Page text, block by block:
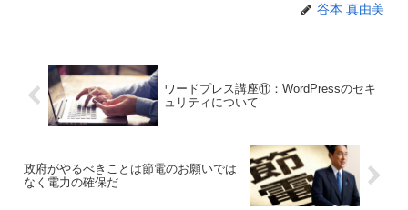
谷本 真由美
ワードプレス講座⑪：WordPressのセキ
ュリティについて
政府がやるべきことは節電のお願いでは
なく電力の確保だ